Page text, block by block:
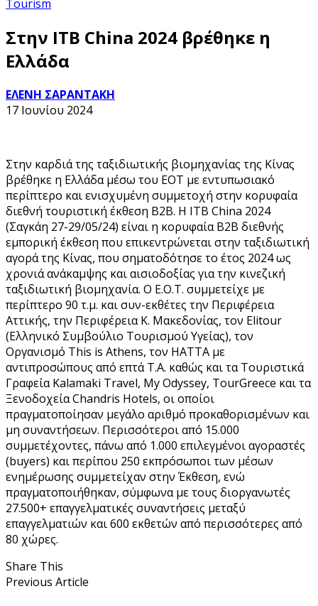
Tourism
Στην ITB China 2024 βρέθηκε η
Ελλάδα
ΕΛΕΝΗ ΣΑΡΑΝΤΑΚΗ
17 Ιουνίου 2024
Στην καρδιά της ταξιδιωτικής βιομηχανίας της Κίνας
βρέθηκε η Ελλάδα μέσω του ΕΟΤ με εντυπωσιακό
περίπτερο και ενισχυμένη συμμετοχή στην κορυφαία
διεθνή τουριστική έκθεση Β2Β. Η ITB China 2024
(Σαγκάη 27-29/05/24) είναι η κορυφαία Β2Β διεθνής
εμπορική έκθεση που επικεντρώνεται στην ταξιδιωτική
αγορά της Κίνας, που σηματοδότησε το έτος 2024 ως
χρονιά ανάκαμψης και αισιοδοξίας για την κινεζική
ταξιδιωτική βιομηχανία. Ο Ε.Ο.Τ. συμμετείχε με
περίπτερο 90 τ.μ. και συν-εκθέτες την Περιφέρεια
Αττικής, την Περιφέρεια Κ. Μακεδονίας, τον Elitour
(Ελληνικό Συμβούλιο Τουρισμού Υγείας), τον
Οργανισμό This is Athens, τον HATTA με
αντιπροσώπους από επτά Τ.Α. καθώς και τα Τουριστικά
Γραφεία Kalamaki Travel, My Odyssey, TourGreece και τα
Ξενοδοχεία Chandris Hotels, οι οποίοι
πραγματοποίησαν μεγάλο αριθμό προκαθορισμένων και
μη συναντήσεων. Περισσότεροι από 15.000
συμμετέχοντες, πάνω από 1.000 επιλεγμένοι αγοραστές
(buyers) και περίπου 250 εκπρόσωποι των μέσων
ενημέρωσης συμμετείχαν στην Έκθεση, ενώ
πραγματοποιήθηκαν, σύμφωνα με τους διοργανωτές
27.500+ επαγγελματικές συναντήσεις μεταξύ
επαγγελματιών και 600 εκθετών από περισσότερες από
80 χώρες.
Share This
Previous Article